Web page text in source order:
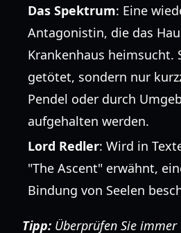
Das Spektrum: Eine
Antagonistin, die das
Krankenhaus heimsucht.
getötet, sondern nur
Pendel oder durch
aufgehalten werden.
Lord Redler: Wird in
"The Ascent" erwähnt,
Bindung von Seelen
Tipp: Überprüfen Sie immer